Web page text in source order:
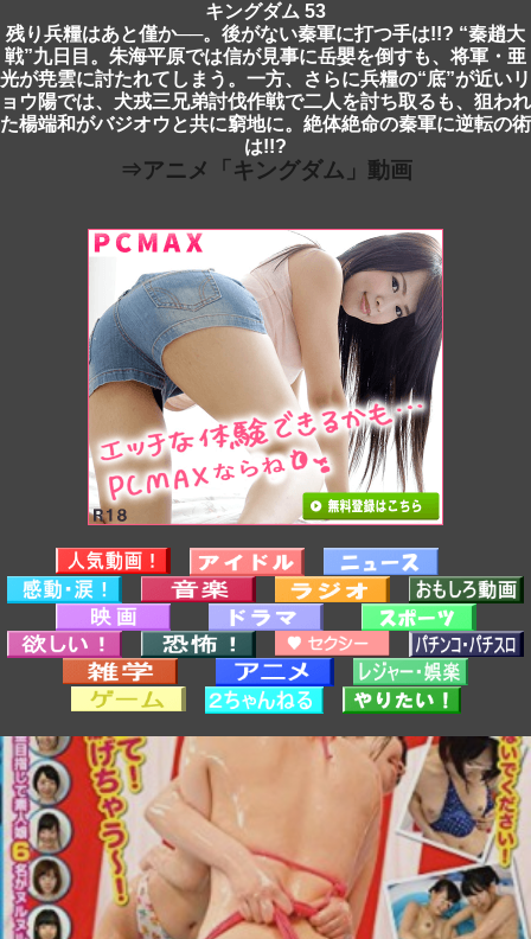
キングダム 53
残り兵糧はあと僅か──。後がない秦軍に打つ手は!!? “秦趙大
戦”九日目。朱海平原では信が見事に岳嬰を倒すも、将軍・亜
光が尭雲に討たれてしまう。一方、さらに兵糧の“底”が近いリ
ョウ陽では、犬戎三兄弟討伐作戦で二人を討ち取るも、狙われ
た楊端和がバジオウと共に窮地に。絶体絶命の秦軍に逆転の術
は!!?
⇒アニメ「キングダム」動画